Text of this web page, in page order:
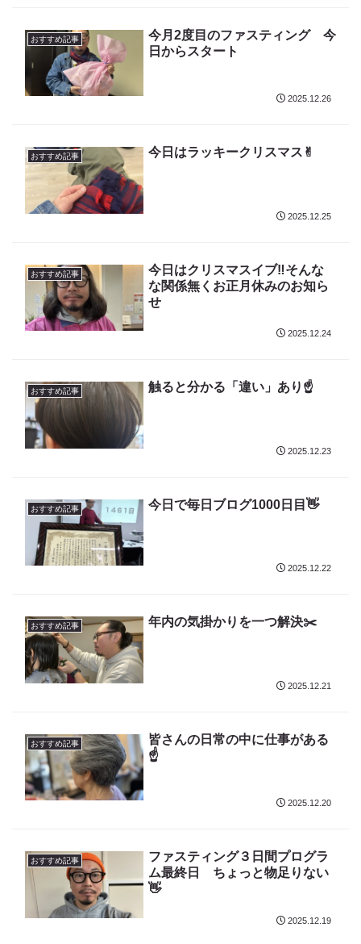
おすすめ記事
今月2度目のファスティング 今
日からスタート
2025.12.26
おすすめ記事 今日はラッキークリスマス✌︎
2025.12.25
おすすめ記事
今日はクリスマスイブ‼️そんな
な関係無くお正月休みのお知ら
せ
2025.12.24
おすすめ記事 触ると分かる「違い」あり☝️
2025.12.23
おすすめ記事 今日で毎日ブログ1000日目👋
2025.12.22
おすすめ記事 年内の気掛かりを一つ解決✂️
2025.12.21
おすすめ記事
皆さんの日常の中に仕事がある
☝️
2025.12.20
おすすめ記事
ファスティング３日間プログラ
ム最終日 ちょっと物足りない
👋
2025.12.19